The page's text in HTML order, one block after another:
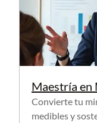
Maestría en
Convierte tu
medibles y